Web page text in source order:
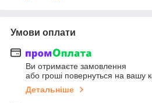
Умови оплати
Ви отримаєте замовлення
або гроші повернуться на вашу
Детальніше